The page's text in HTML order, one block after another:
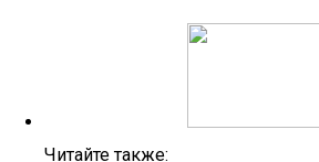
Читайте также: